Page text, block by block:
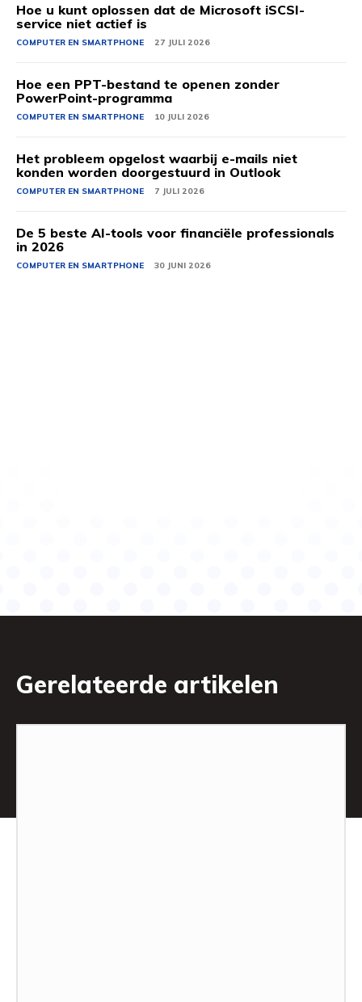
Hoe u kunt oplossen dat de Microsoft iSCSI-
service niet actief is
COMPUTER EN SMARTPHONE 27 JULI 2026
Hoe een PPT-bestand te openen zonder
PowerPoint-programma
COMPUTER EN SMARTPHONE 10 JULI 2026
Het probleem opgelost waarbij e-mails niet
konden worden doorgestuurd in Outlook
COMPUTER EN SMARTPHONE 7 JULI 2026
De 5 beste AI-tools voor financiële professionals
in 2026
COMPUTER EN SMARTPHONE 30 JUNI 2026
Gerelateerde artikelen